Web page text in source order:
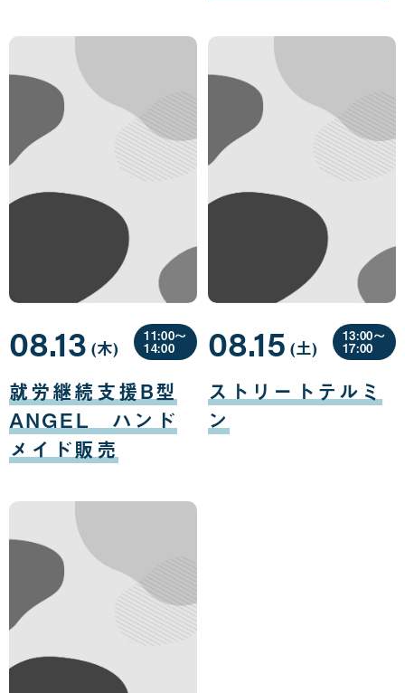
就労継続支援B型
ANGEL ハンド
メイド販売
08.13
月
13
日
(木曜
日
)
11:00〜
14:00
ストリートテルミ
ン
08.15
月
15
日
(土曜
日
)
13:00〜
17:00